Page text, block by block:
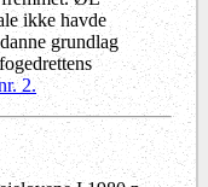
ikke havde
grundlag
2.